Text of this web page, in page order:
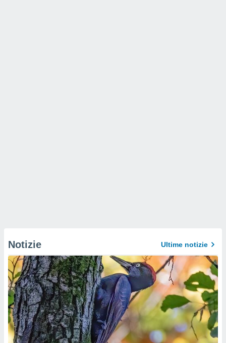
Notizie Ultime notizie